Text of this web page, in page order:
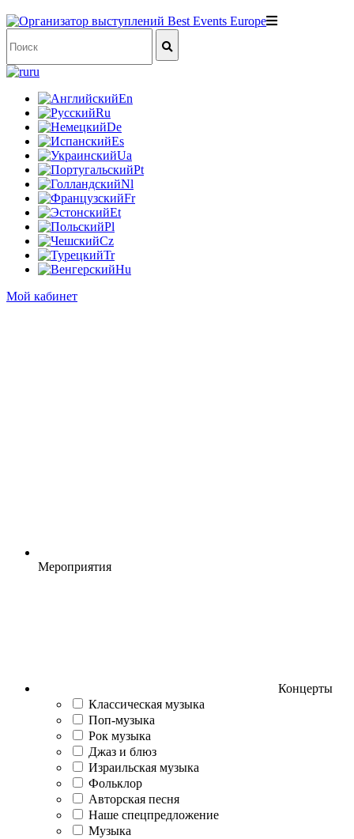
ru
En
Ru
De
Es
Ua
Pt
Nl
Fr
Et
Pl
Cz
Tr
Hu
Мой кабинет
Мероприятия
Концерты
Классическая музыка
Поп-музыка
Рок музыка
Джаз и блюз
Израильская музыка
Фольклор
Авторская песня
Наше спецпредложение
Музыка